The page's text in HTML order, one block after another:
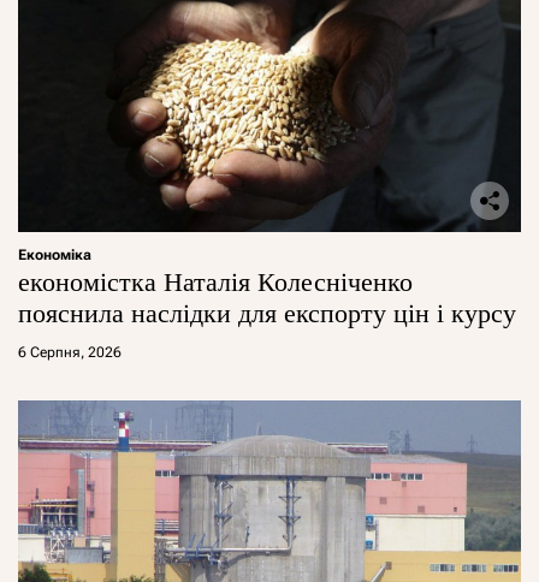
Економіка
економістка Наталія Колесніченко
пояснила наслідки для експорту цін і курсу
6 Серпня, 2026